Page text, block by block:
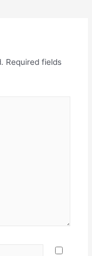
Required fields